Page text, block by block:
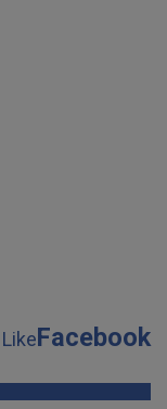
LikeFacebook